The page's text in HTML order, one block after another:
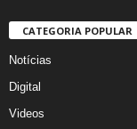
CATEGORIA POPULAR
Notícias
Digital
Videos